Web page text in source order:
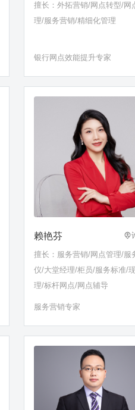
擅长：外拓营销/网点转型/网
理/服务营销/精细化管理
银行网点效能提升专家
赖艳芬
擅长：服务营销/网点管理/服
仪/大堂经理/柜员/服务标准/
理/标杆网点/网点辅导
服务营销专家